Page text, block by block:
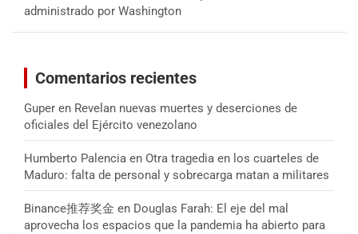
administrado por Washington
Comentarios recientes
Guper en Revelan nuevas muertes y deserciones de
oficiales del Ejército venezolano
Humberto Palencia en Otra tragedia en los cuarteles de
Maduro: falta de personal y sobrecarga matan a militares
Binance推荐奖金 en Douglas Farah: El eje del mal
aprovecha los espacios que la pandemia ha abierto para